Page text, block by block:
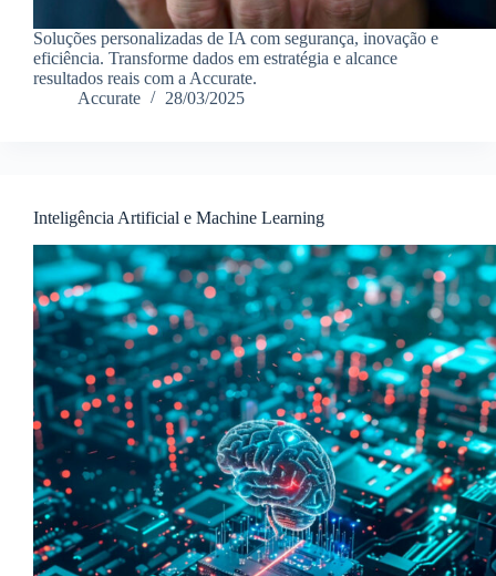
Soluções personalizadas de IA com segurança, inovação e
eficiência. Transforme dados em estratégia e alcance
resultados reais com a Accurate.
Accurate
28/03/2025
Inteligência Artificial e Machine Learning